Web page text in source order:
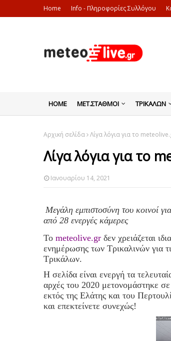
Home Info - Πληροφορίες Συλλόγου
HOME ΜΕΤ.ΣΤΑΘΜΟΙ ΤΡΙΚΑΛΩΝ
Αρχική σελίδα Λίγα λόγια για το
Λίγα λόγια για το
Ιανουαρίου 14, 2021
Μεγάλη εμπιστοσύνη του κοινοί
από 28 ενεργές κάμερες
Το meteolive.gr δεν χρειάζεται
ενημέρωσης των Τρικαλινών για
Τρικάλων.
Η σελίδα είναι ενεργή τα
αρχές του 2020 μετονομάστηκε
εκτός της Ελάτης και του
και επεκτείνετε συνεχώς!